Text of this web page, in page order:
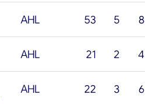
AHL 53 5
8
AHL 21 2
4
AHL 22 3
6